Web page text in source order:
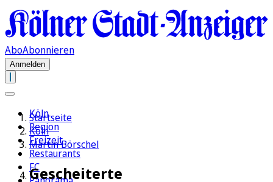
AboAbonnieren
Anmelden
Köln
Region
Freizeit
Restaurants
FC
Startseite
Köln
Martin Börschel
Gescheiterte